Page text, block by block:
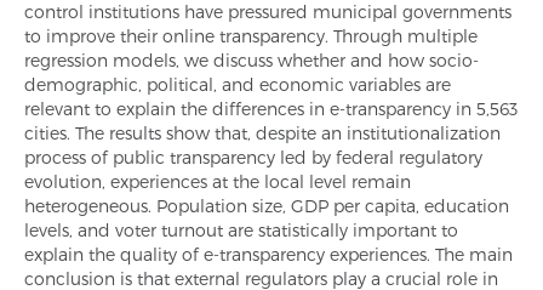
control institutions have pressured municipal governments
to improve their online transparency. Through multiple
regression models, we discuss whether and how socio-
demographic, political, and economic variables are
relevant to explain the differences in e-transparency in 5,563
cities. The results show that, despite an institutionalization
process of public transparency led by federal regulatory
evolution, experiences at the local level remain
heterogeneous. Population size, GDP per capita, education
levels, and voter turnout are statistically important to
explain the quality of e-transparency experiences. The main
conclusion is that external regulators play a crucial role in